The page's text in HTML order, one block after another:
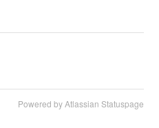
Powered by Atlassian Statuspage